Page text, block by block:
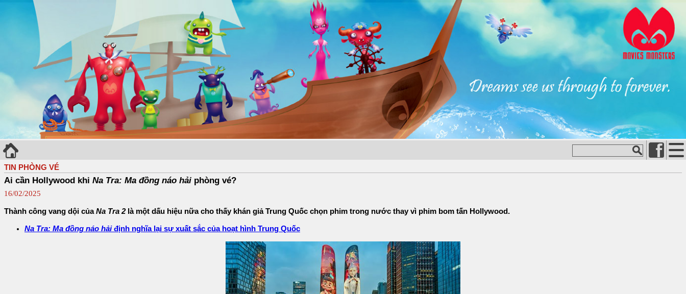
TIN PHÒNG VÉ
Ai cần Hollywood khi Na Tra: Ma đồng náo hải phòng vé?
16/02/2025
Thành công vang dội củaNa Tra 2là một dấu hiệu nữa cho thấy khán giả Trung Quốc chọn phim trong nước thay vì phim bom tấn Hollywood.
Na Tra: Ma đồng náo hảiđịnh nghĩa lại sự xuất sắc của hoạt hình Trung Quốc